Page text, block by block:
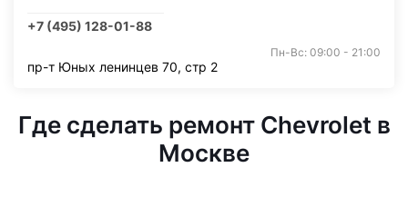
+7 (495) 128-01-88
Пн-Вс: 09:00 - 21:00
пр-т Юных ленинцев 70, стр 2
Где сделать ремонт Chevrolet в
Москве